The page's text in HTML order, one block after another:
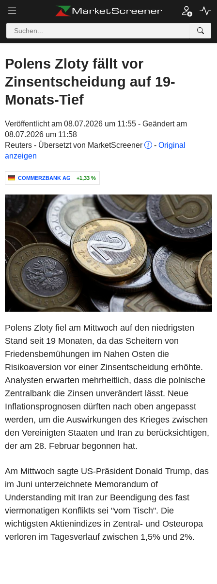
Polens Zloty fällt vor
Zinsentscheidung auf 19-
Monats-Tief
Veröffentlicht am 08.07.2026 um 11:55 - Geändert am
08.07.2026 um 11:58
Reuters - Übersetzt von MarketScreener
- Original
anzeigen
COMMERZBANK AG +1,33 %
Polens Zloty fiel am Mittwoch auf den niedrigsten
Stand seit 19 Monaten, da das Scheitern von
Friedensbemühungen im Nahen Osten die
Risikoaversion vor einer Zinsentscheidung erhöhte.
Analysten erwarten mehrheitlich, dass die polnische
Zentralbank die Zinsen unverändert lässt. Neue
Inflationsprognosen dürften nach oben angepasst
werden, um die Auswirkungen des Krieges zwischen
den Vereinigten Staaten und Iran zu berücksichtigen,
der am 28. Februar begonnen hat.
Am Mittwoch sagte US-Präsident Donald Trump, das
im Juni unterzeichnete Memorandum of
Understanding mit Iran zur Beendigung des fast
viermonatigen Konflikts sei "vom Tisch". Die
wichtigsten Aktienindizes in Zentral- und Osteuropa
verloren im Tagesverlauf zwischen 1,5% und 2%.